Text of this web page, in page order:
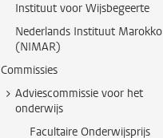
Instituut voor Wijsbegeerte
Nederlands Instituut Marokko
(NIMAR)
Commissies
Adviescommissie voor het
onderwijs
Facultaire Onderwijsprijs